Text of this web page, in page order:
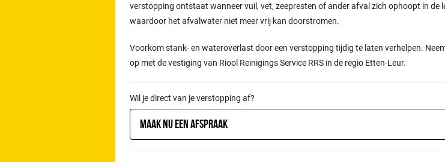
verstopping ontstaat wanneer vuil, vet, zeepresten of ander afval zich ophoopt in de
waardoor het afvalwater niet meer vrij kan doorstromen.
Voorkom stank- en wateroverlast door een verstopping tijdig te laten verhelpen.
op met de vestiging van Riool Reinigings Service RRS in de regio Etten-Leur.
Wil je direct van je verstopping af?
Maak nu een afspraak